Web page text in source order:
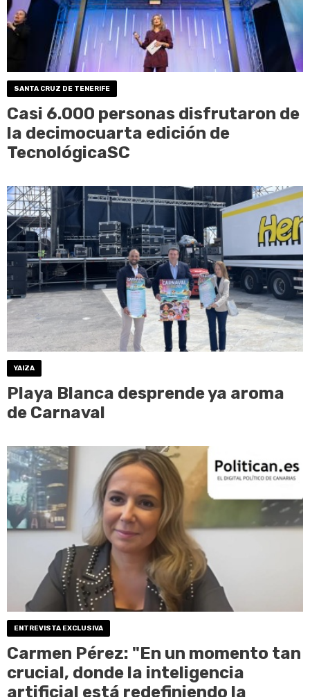
SANTA CRUZ DE TENERIFE
Casi 6.000 personas disfrutaron de
la decimocuarta edición de
TecnológicaSC
YAIZA
Playa Blanca desprende ya aroma
de Carnaval
ENTREVISTA EXCLUSIVA
Carmen Pérez: "En un momento tan
crucial, donde la inteligencia
artificial está redefiniendo la